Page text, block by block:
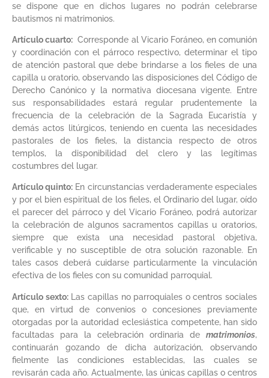
se dispone que en dichos lugares no podrán celebrarse
bautismos ni matrimonios.
Artículo cuarto: Corresponde al Vicario Foráneo, en comunión
y coordinación con el párroco respectivo, determinar el tipo
de atención pastoral que debe brindarse a los fieles de una
capilla u oratorio, observando las disposiciones del Código de
Derecho Canónico y la normativa diocesana vigente. Entre
sus responsabilidades estará regular prudentemente la
frecuencia de la celebración de la Sagrada Eucaristía y
demás actos litúrgicos, teniendo en cuenta las necesidades
pastorales de los fieles, la distancia respecto de otros
templos, la disponibilidad del clero y las legítimas
costumbres del lugar.
Artículo quinto: En circunstancias verdaderamente especiales
y por el bien espiritual de los fieles, el Ordinario del lugar, oído
el parecer del párroco y del Vicario Foráneo, podrá autorizar
la celebración de algunos sacramentos capillas u oratorios,
siempre que exista una necesidad pastoral objetiva,
verificable y no susceptible de otra solución razonable. En
tales casos deberá cuidarse particularmente la vinculación
efectiva de los fieles con su comunidad parroquial.
Artículo sexto:Las capillas no parroquiales o centros sociales
que, en virtud de convenios o concesiones previamente
otorgadas por la autoridad eclesiástica competente, han sido
facultadas para la celebración ordinaria de matrimonios,
continuarán gozando de dicha autorización, observando
fielmente las condiciones establecidas, las cuales se
revisarán cada año. Actualmente, las únicas capillas o centros